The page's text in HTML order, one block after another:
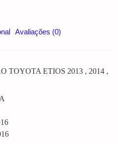
Avaliações (0)
TOYOTA ETIOS 2013 , 2014 ,